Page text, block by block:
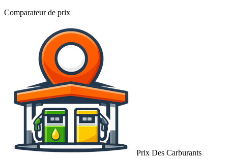
Comparateur de prix
Prix Des Carburants